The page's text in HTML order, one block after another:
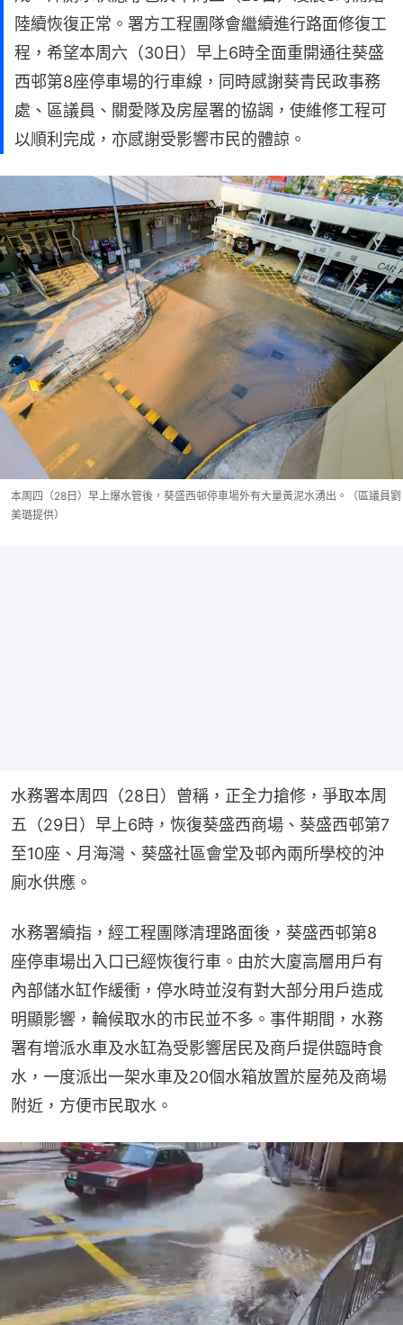
陸續恢復正常。署方工程團隊會繼續進行路面修復工
程，希望本周六（30日）早上6時全面重開通往葵盛
西邨第8座停車場的行車線，同時感謝葵青民政事務
處、區議員、關愛隊及房屋署的協調，使維修工程可
以順利完成，亦感謝受影響市民的體諒。
本周四（28日）早上爆水管後，葵盛西邨停車場外有大量黃泥水湧出。（區議員劉
美璐提供）
水務署本周四（28日）曾稱，正全力搶修，爭取本周
五（29日）早上6時，恢復葵盛西商場、葵盛西邨第7
至10座、月海灣、葵盛社區會堂及邨內兩所學校的沖
廁水供應。
水務署續指，經工程團隊清理路面後，葵盛西邨第8
座停車場出入口已經恢復行車。由於大廈高層用戶有
內部儲水缸作緩衝，停水時並沒有對大部分用戶造成
明顯影響，輪候取水的市民並不多。事件期間，水務
署有增派水車及水缸為受影響居民及商戶提供臨時食
水，一度派出一架水車及20個水箱放置於屋苑及商場
附近，方便市民取水。